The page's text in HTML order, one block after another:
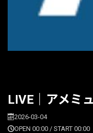
LIVE｜アメミュ
2026-03-04
OPEN 00:00 / START 00:00